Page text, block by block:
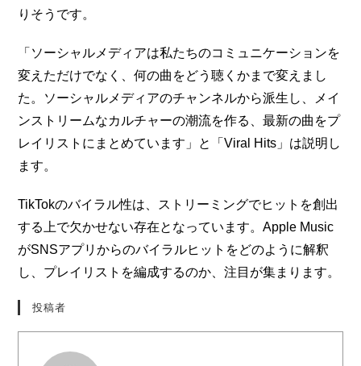
りそうです。
「ソーシャルメディアは私たちのコミュニケーションを
変えただけでなく、何の曲をどう聴くかまで変えまし
た。ソーシャルメディアのチャンネルから派生し、メイ
ンストリームなカルチャーの潮流を作る、最新の曲をプ
レイリストにまとめています」と「Viral Hits」は説明し
ます。
TikTokのバイラル性は、ストリーミングでヒットを創出
する上で欠かせない存在となっています。Apple Music
がSNSアプリからのバイラルヒットをどのように解釈
し、プレイリストを編成するのか、注目が集まります。
投稿者